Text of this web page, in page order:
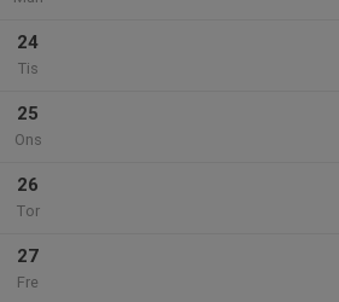
24
Tis
25
Ons
26
Tor
27
Fre